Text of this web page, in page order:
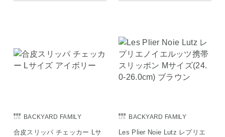
BACKYARD FAMILY
合皮スリッパ チェッカー Lサ
BACKYARD FAMILY
Les Plier Noie Lutz レプリエ